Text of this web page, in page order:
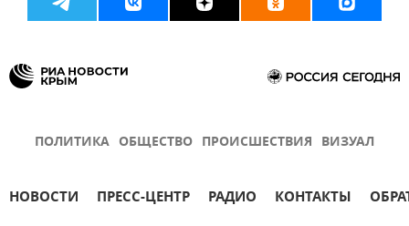
ПОЛИТИКА ОБЩЕСТВО ПРОИСШЕСТВИЯ ВИЗУАЛ
НОВОСТИ ПРЕСС-ЦЕНТР РАДИО КОНТАКТЫ